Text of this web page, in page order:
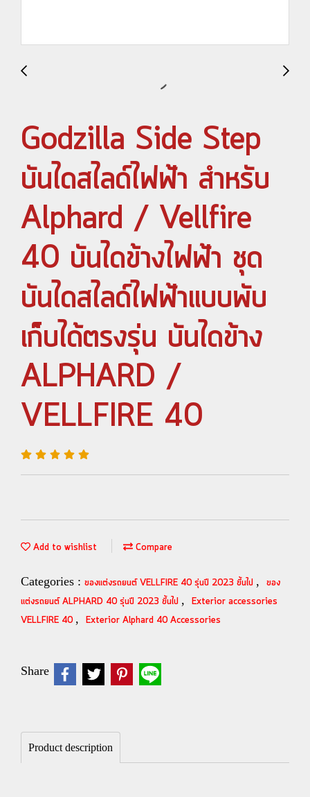
Godzilla Side Step
บันไดสไลด์ไฟฟ้า สำหรับ
Alphard / Vellfire
40 บันไดข้างไฟฟ้า ชุด
บันไดสไลด์ไฟฟ้าแบบพับ
เก็บได้ตรงรุ่น บันไดข้าง
ALPHARD /
VELLFIRE 40
Add to wishlist Compare
Categories : ของแต่งรถยนต์ VELLFIRE 40 รุ่นปี 2023 ขึ้นไป , ของ
แต่งรถยนต์ ALPHARD 40 รุ่นปี 2023 ขึ้นไป , Exterior accessories
VELLFIRE 40 , Exterior Alphard 40 Accessories
Share
Product description